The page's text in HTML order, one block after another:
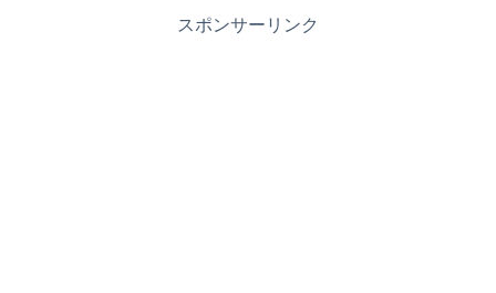
スポンサーリンク